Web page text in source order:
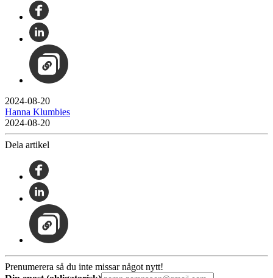
2024-08-20
Hanna Klumbies
2024-08-20
Dela artikel
Prenumerera så du inte missar något nytt!